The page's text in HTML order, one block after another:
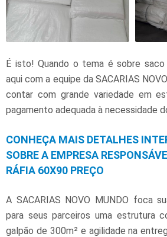
É isto! Quando o tema é sobre
aqui com a equipe da SACARIAS
contar com grande variedade em
pagamento adequada à necessidade
CONHEÇA MAIS DETALHES
SOBRE A EMPRESA
RÁFIA 60X90 PREÇO
A SACARIAS NOVO MUNDO foca
para seus parceiros uma estrutura
galpão de 300m² e agilidade na